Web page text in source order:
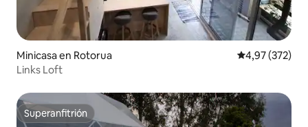
Minicasa en Rotorua Calificación
4,97 (372)
Links Loft
Superanfitrión
Superanfitrión